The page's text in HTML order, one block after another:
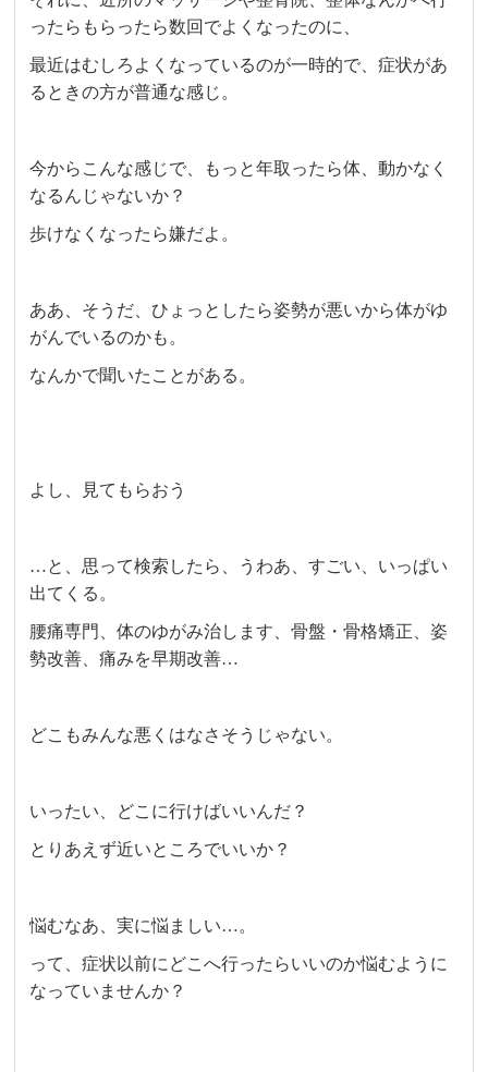
ったらもらったら数回でよくなったのに、
最近はむしろよくなっているのが一時的で、症状があ
るときの方が普通な感じ。
今からこんな感じで、もっと年取ったら体、動かなく
なるんじゃないか？
歩けなくなったら嫌だよ。
ああ、そうだ、ひょっとしたら姿勢が悪いから体がゆ
がんでいるのかも。
なんかで聞いたことがある。
よし、見てもらおう
…と、思って検索したら、うわあ、すごい、いっぱい
出てくる。
腰痛専門、体のゆがみ治します、骨盤・骨格矯正、姿
勢改善、痛みを早期改善…
どこもみんな悪くはなさそうじゃない。
いったい、どこに行けばいいんだ？
とりあえず近いところでいいか？
悩むなあ、実に悩ましい…。
って、症状以前にどこへ行ったらいいのか悩むように
なっていませんか？